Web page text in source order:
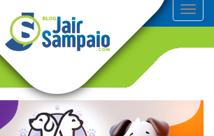
T
o
v
g